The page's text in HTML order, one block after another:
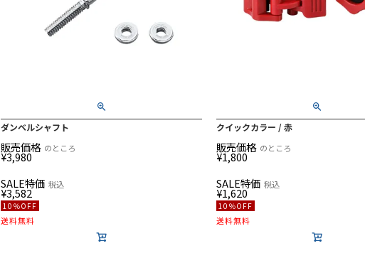
ダンベルシャフト
販売価格
¥3,980
のところ
SALE特価
¥3,582
税込
10％OFF
送料無料
クイックカラー / 赤
販売価格
¥1,800
のところ
SALE特価
¥1,620
税込
10％OFF
送料無料